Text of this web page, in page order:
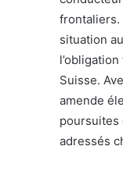
frontaliers.
situation
Suisse.
amende
poursuites
adressés